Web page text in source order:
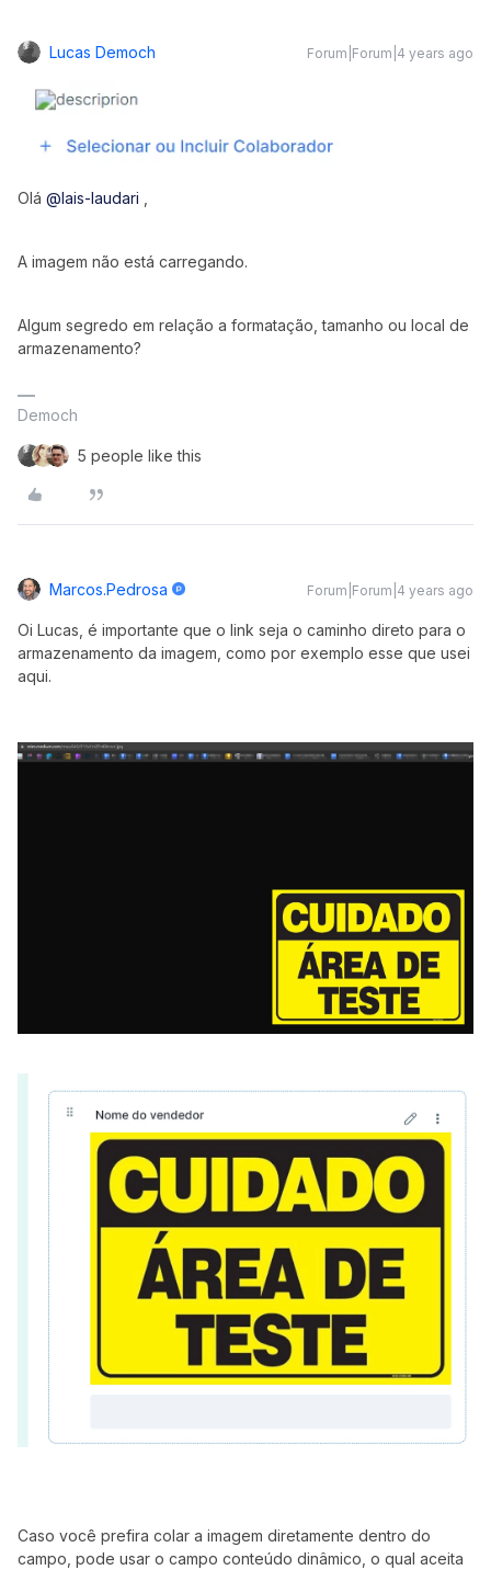
Lucas Democh Forum|Forum|4 years ago
Olá @lais-laudari
A imagem não está carregando.
Algum segredo em relação a formatação, tamanho ou local de
armazenamento?
Democh
5 people like this
Marcos.pedrosa Forum|Forum|4 years ago
Oi Lucas, é importante que o link seja o caminho direto para o
armazenamento da imagem, como por exemplo esse que usei
aqui.
Caso você prefira colar a imagem diretamente dentro do
campo, pode usar o campo conteúdo dinâmico, o qual aceita